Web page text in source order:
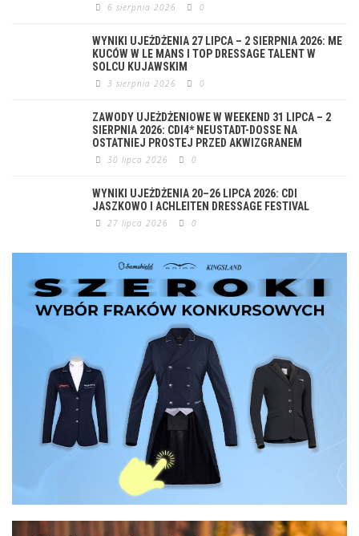
6 sierpnia 2026 0
WYNIKI UJEŻDŻENIA 27 LIPCA – 2 SIERPNIA 2026: ME
KUCÓW W LE MANS I TOP DRESSAGE TALENT W
SOLCU KUJAWSKIM
3 sierpnia 2026 0
ZAWODY UJEŻDŻENIOWE W WEEKEND 31 LIPCA – 2
SIERPNIA 2026: CDI4* NEUSTADT-DOSSE NA
OSTATNIEJ PROSTEJ PRZED AKWIZGRANEM
30 lipca 2026 0
WYNIKI UJEŻDŻENIA 20–26 LIPCA 2026: CDI
JASZKOWO I ACHLEITEN DRESSAGE FESTIVAL
27 lipca 2026 0